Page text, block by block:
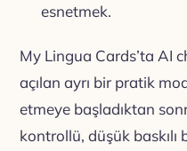
esnetmek.
My Lingua Cards’ta AI
açılan ayrı bir pratik
etmeye başladıktan
kontrollü, düşük baskılı